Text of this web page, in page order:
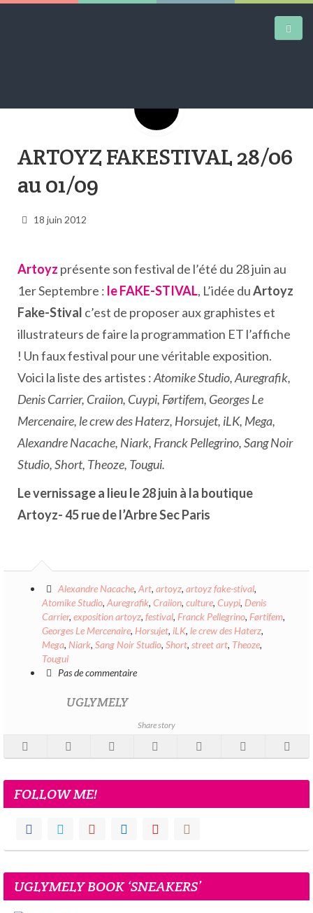
AIRTRAINERPEDIA
STREET ART
CONTACT
ARTOYZ FAKESTIVAL 28/06
au 01/09
18 juin 2012
Artoyz présente son festival de l’été du 28 juin au
1er Septembre : le FAKE-STIVAL, L’idée duArtoyz
Fake-Stival c’est de proposer aux graphistes et
illustrateurs de faire la programmation ET l’affiche
! Un faux festival pour une véritable exposition.
Voici la liste des artistes :Atomike Studio, Auregrafik,
Denis Carrier, Craiion, Cuypi, Førtifem, Georges Le
Mercenaire, le crew des Haterz, Horsujet, iLK, Mega,
Alexandre Nacache, Niark, Franck Pellegrino, Sang Noir
Studio, Short, Theoze, Tougui.
Le vernissage a lieu le 28 juin à la boutique
Artoyz- 45 rue de l’Arbre Sec Paris
Alexandre Nacache, Art, artoyz, artoyz fake-stival,
Atomike Studio, Auregrafik, Craiion, culture, Cuypi, Denis
Carrier, exposition artoyz, festival, Franck Pellegrino, Førtifem,
Georges Le Mercenaire, Horsujet, iLK, le crew des Haterz,
Mega, Niark, Sang Noir Studio, Short, street art, Theoze,
Tougui
Pas de commentaire
UGLYMELY
Share story
FOLLOW ME!
UGLYMELY BOOK ‘SNEAKERS’